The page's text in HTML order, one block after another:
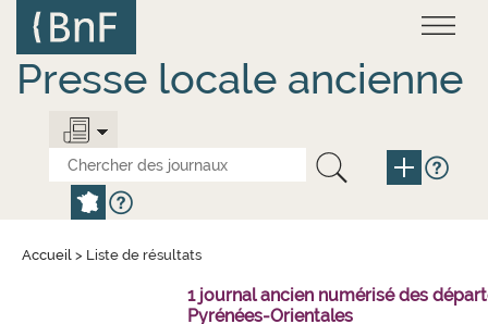
contenu
principal
Presse locale ancienne
Accueil > Liste de résultats
1 journal ancien numérisé des
Pyrénées-Orientales
Panneau de gestion des cookies